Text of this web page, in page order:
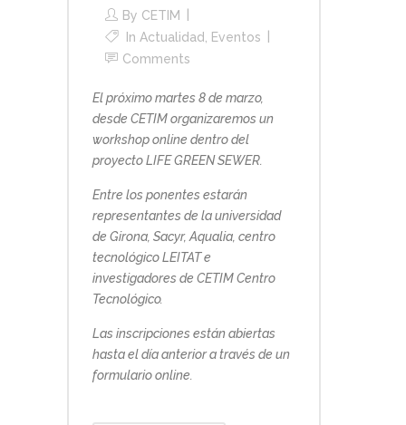
By CETIM
In Actualidad
Eventos
Comments
El próximo martes 8 de marzo,
desde CETIM organizaremos un
workshop online dentro del
proyecto LIFE GREEN SEWER.
Entre los ponentes estarán
representantes de la universidad
de Girona, Sacyr, Aqualia, centro
tecnológico LEITAT e
investigadores de CETIM Centro
Tecnológico.
Las inscripciones están abiertas
hasta el día anterior a través de un
formulario online.